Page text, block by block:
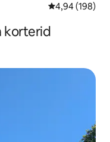
Keskmine
4,94 (198)
korterid